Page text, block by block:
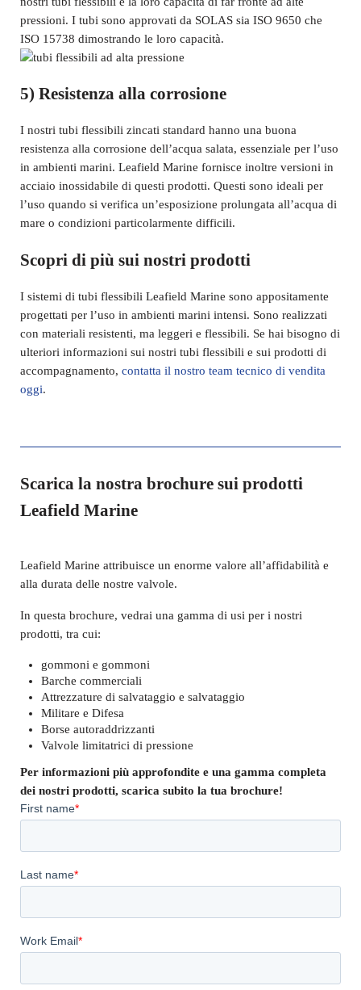
pressioni. I tubi sono approvati da SOLAS sia ISO 9650 che
ISO 15738 dimostrando le loro capacità.
5) Resistenza alla corrosione
I nostri tubi flessibili zincati standard hanno una buona
resistenza alla corrosione dell’acqua salata, essenziale per l’uso
in ambienti marini. Leafield Marine fornisce inoltre versioni in
acciaio inossidabile di questi prodotti. Questi sono ideali per
l’uso quando si verifica un’esposizione prolungata all’acqua di
mare o condizioni particolarmente difficili.
Scopri di più sui nostri prodotti
I sistemi di tubi flessibili Leafield Marine sono appositamente
progettati per l’uso in ambienti marini intensi. Sono realizzati
con materiali resistenti, ma leggeri e flessibili. Se hai bisogno di
ulteriori informazioni sui nostri tubi flessibili e sui prodotti di
accompagnamento, contatta il nostro team tecnico di vendita
oggi.
Scarica la nostra brochure sui prodotti
Leafield Marine
Leafield Marine attribuisce un enorme valore all’affidabilità e
alla durata delle nostre valvole.
In questa brochure, vedrai una gamma di usi per i nostri
prodotti, tra cui:
gommoni e gommoni
Barche commerciali
Attrezzature di salvataggio e salvataggio
Militare e Difesa
Borse autoraddrizzanti
Valvole limitatrici di pressione
Per informazioni più approfondite e una gamma completa
dei nostri prodotti, scarica subito la tua brochure!